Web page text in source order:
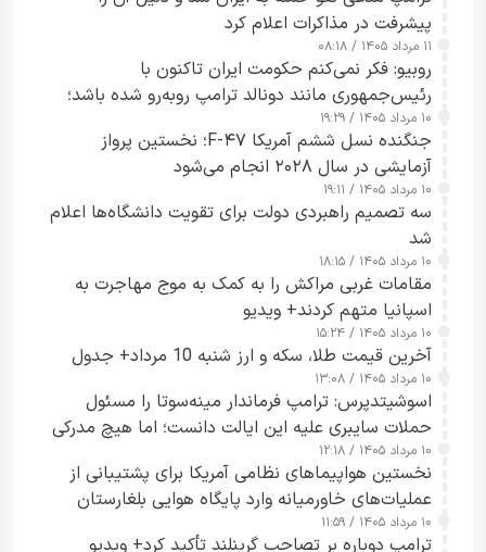
پیشرفت در مذاکرات اعلام کرد
۱۱ مرداد ۱۴۰۵ / ۰۸:۱۸
روبیو: فکر نمی‌کنم حکومت ایران تاکنون با
رئیس‌جمهوری مانند دونالد ترامپ روبه‌رو شده باشد؛
کسی که واقعاً دست به اقدام می‌زند
۱۰ مرداد ۱۴۰۵ / ۱۹:۲۹
جنگنده نسل ششم آمریکا F-۴۷؛ نخستین پرواز
آزمایشی در سال ۲۰۲۸ انجام می‌شود
۱۰ مرداد ۱۴۰۵ / ۱۹:۱۱
سه تصمیم راهبردی دولت برای تقویت دانشگاه‌ها اعلام
شد
۱۰ مرداد ۱۴۰۵ / ۱۸:۱۵
مقامات غربی مراکش را به کمک به موج مهاجرت به
اسپانیا متهم کردند+ ویدیو
۱۰ مرداد ۱۴۰۵ / ۱۵:۲۴
آخرین قیمت طلا، سکه و ارز شنبه 10 مرداد+ جدول
۱۰ مرداد ۱۴۰۵ / ۱۳:۰۸
اسوشیتدپرس: ترامپ فرماندار مینه‌سوتا را مسئول
حملات سایبری علیه این ایالت دانست؛ اما هیچ مدرکی
ارائه نکرد
۱۰ مرداد ۱۴۰۵ / ۱۲:۱۸
نخستین هواپیماهای نظامی آمریکا برای پشتیبانی از
عملیات‌های خاورمیانه وارد پایگاه هوایی بلغارستان
شدند
۱۰ مرداد ۱۴۰۵ / ۱۱:۵۹
ترامپ دوباره بر تصاحب گرینلند تأکید کرد+ ویدیو